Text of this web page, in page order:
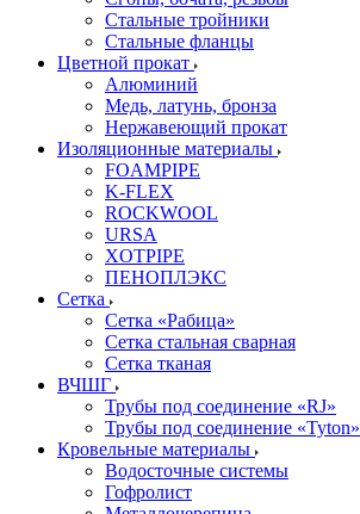
Стальные тройники
Стальные фланцы
Цветной прокат
Алюминий
Медь, латунь, бронза
Нержавеющий прокат
Изоляционные материалы
FOAMPIPE
K-FLEX
ROCKWOOL
URSA
XOTPIPE
ПЕНОПЛЭКС
Сетка
Сетка «Рабица»
Сетка стальная сварная
Сетка тканая
ВЧШГ
Трубы под соединение «RJ»
Трубы под соединение «Tyton»
Кровельные материалы
Водосточные системы
Гофролист